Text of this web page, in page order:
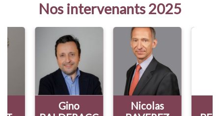
Nos intervenants 2025
Nicolas